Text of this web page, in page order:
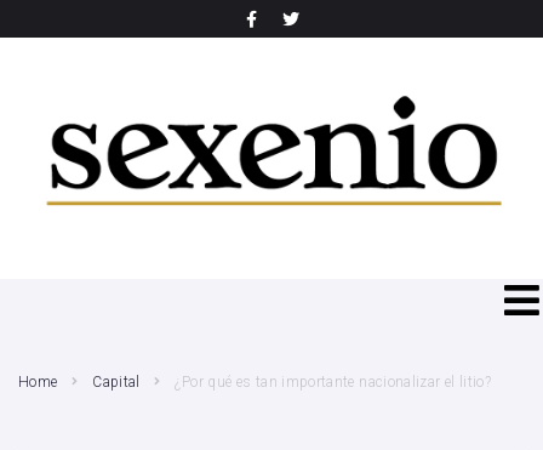
Home Capital ¿Por qué es tan importante nacionalizar el litio?
SEARCH THIS WEBSITE